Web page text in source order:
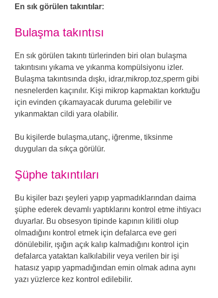
En sık görülen takıntılar:
Bulaşma takıntısı
En sık görülen takıntı türlerinden biri olan bulaşma
takıntısını yıkama ve yıkanma kompülsiyonu izler.
Bulaşma takıntısında dışkı, idrar,mikrop,toz,sperm gibi
nesnelerden kaçınılır. Kişi mikrop kapmaktan korktuğu
için evinden çıkamayacak duruma gelebilir ve
yıkanmaktan cildi yara olabilir.
Bu kişilerde bulaşma,utanç, iğrenme, tiksinme
duyguları da sıkça görülür.
Şüphe takıntıları
Bu kişiler bazı şeyleri yapıp yapmadıklarından daima
şüphe ederek devamlı yaptıklarını kontrol etme ihtiyacı
duyarlar. Bu obsesyon tipinde kapının kilitli olup
olmadığını kontrol etmek için defalarca eve geri
dönülebilir, ışığın açık kalıp kalmadığını kontrol için
defalarca yataktan kalkılabilir veya verilen bir işi
hatasız yapıp yapmadığından emin olmak adına aynı
yazı yüzlerce kez kontrol edilebilir.